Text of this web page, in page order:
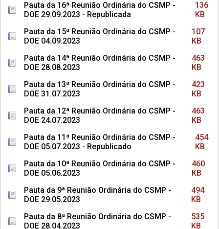
Pauta da 16ª Reunião Ordinária do CSMP -
DOE 29.09.2023 - Republicada
136
KB
Pauta da 15ª Reunião Ordinária do CSMP -
DOE 04.09.2023
107
KB
Pauta da 14ª Reunião Ordinária do CSMP -
DOE 28.08.2023
463
KB
Pauta da 13ª Reunião Ordinária do CSMP -
DOE 31.07.2023
423
KB
Pauta da 12ª Reunião Ordinária do CSMP -
DOE 24.07.2023
463
KB
Pauta da 11ª Reunião Ordinária do CSMP -
DOE 05.07.2023 - Republicado
454
KB
Pauta da 10ª Reunião Ordinária do CSMP -
DOE 05.06.2023
460
KB
Pauta da 9ª Reunião Ordinária do CSMP -
DOE 29.05.2023
494
KB
Pauta da 8ª Reunião Ordinária do CSMP -
DOE 28.04.2023
535
KB